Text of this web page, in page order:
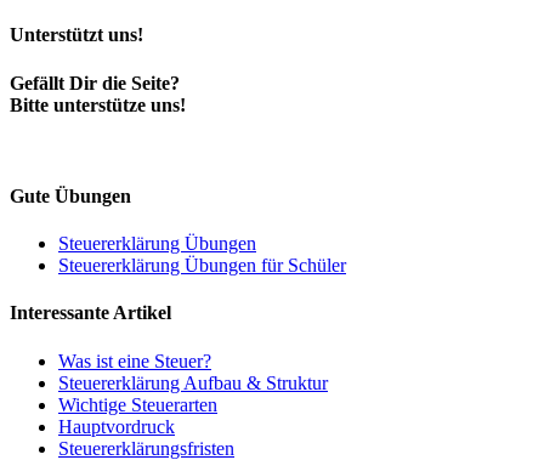
Unterstützt uns!
Gefällt Dir die Seite?
Bitte unterstütze uns!
Gute Übungen
Steuererklärung Übungen
Steuererklärung Übungen für Schüler
Interessante Artikel
Was ist eine Steuer?
Steuererklärung Aufbau & Struktur
Wichtige Steuerarten
Hauptvordruck
Steuererklärungsfristen